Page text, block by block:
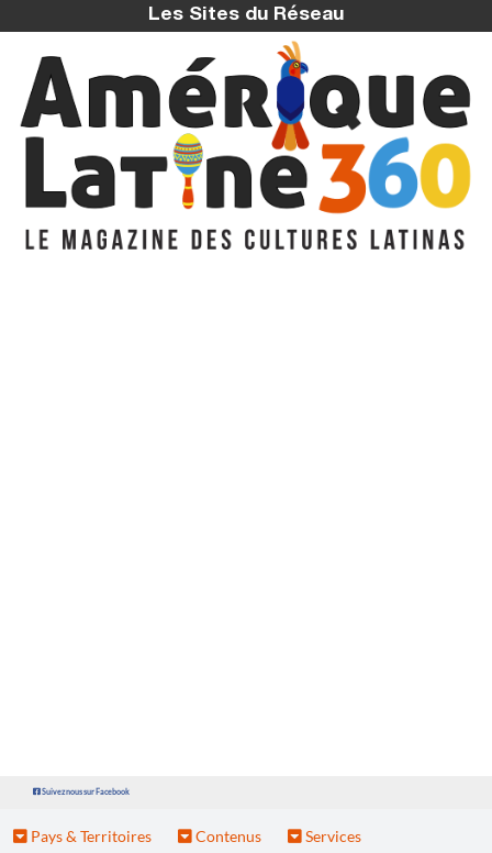
Les Sites du Réseau
Suivez nous sur Facebook
Pays & Territoires Contenus Services